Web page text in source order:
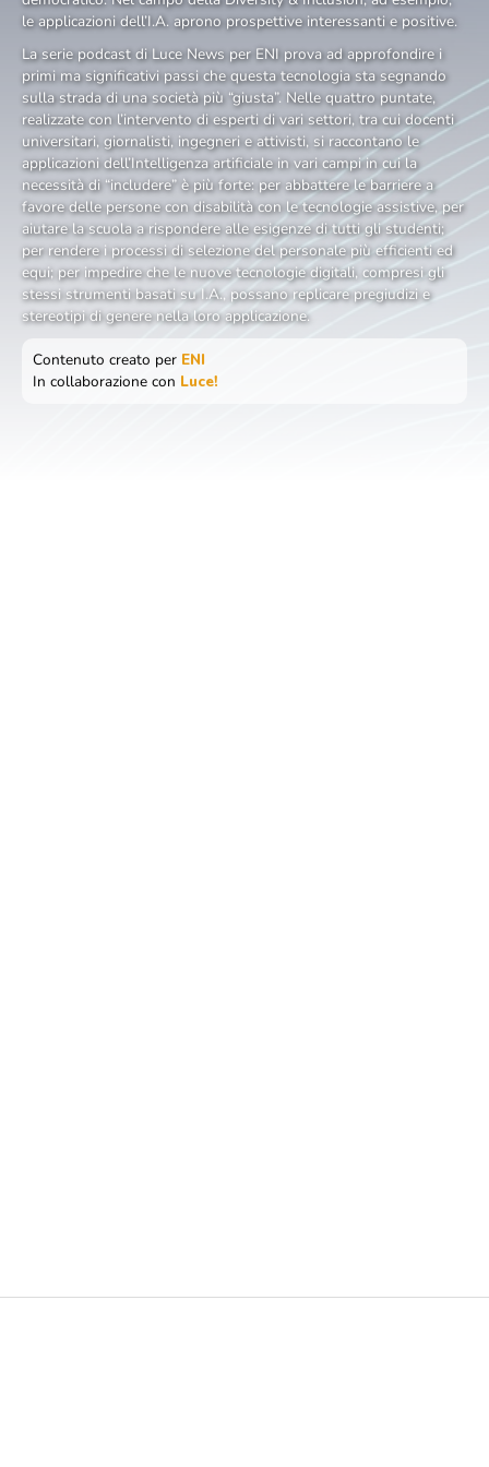
le applicazioni dell’I.A. aprono prospettive interessanti e positive.
La serie podcast di Luce News per ENI prova ad approfondire i
primi ma significativi passi che questa tecnologia sta segnando
sulla strada di una società più “giusta”. Nelle quattro puntate,
realizzate con l’intervento di esperti di vari settori, tra cui docenti
universitari, giornalisti, ingegneri e attivisti, si raccontano le
applicazioni dell’Intelligenza artificiale in vari campi in cui la
necessità di “includere” è più forte: per abbattere le barriere a
favore delle persone con disabilità con le tecnologie assistive, per
aiutare la scuola a rispondere alle esigenze di tutti gli studenti;
per rendere i processi di selezione del personale più efficienti ed
equi; per impedire che le nuove tecnologie digitali, compresi gli
stessi strumenti basati su I.A., possano replicare pregiudizi e
stereotipi di genere nella loro applicazione.
Contenuto creato per ENI
In collaborazione con Luce!